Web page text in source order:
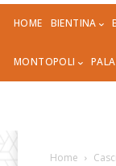
HOME BIENTINA
MONTOPOLI
Home